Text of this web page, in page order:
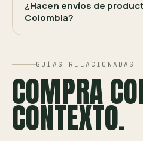
¿Hacen envíos de
Colombia?
GUÍAS RELACIONADAS
COMPRA
CONTEXTO.